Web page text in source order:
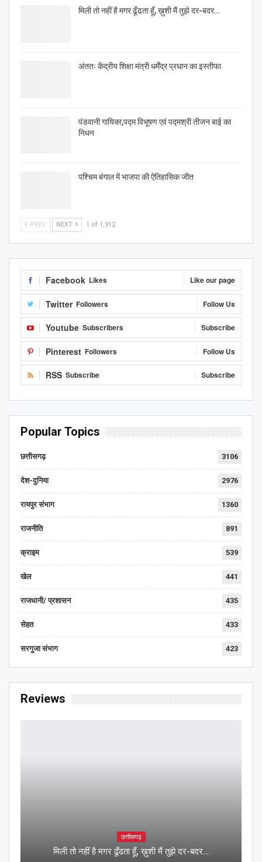
मिली तो नहीं है मगर ढूँढता हूँ, ख़ुशी मैं तुझे दर-बदर…
अंततः केंद्रीय शिक्षा मंत्री धर्मेंद्र प्रधान का इस्तीफा
पंडवानी गायिका,पद्म विभूषण एवं पद्मश्री तीजन बाई का
निधन
पश्चिम बंगाल में भाजपा की ऐतिहासिक जीत
PREV NEXT 1 of 1,912
Facebook Likes Like our page
Twitter Followers Follow Us
Youtube Subscribers Subscribe
Pinterest Followers Follow Us
RSS Subscribe Subscribe
Popular Topics
छत्तीसगढ़ 3106
देश-दुनिया 2976
रायपुर संभाग 1360
राजनीति 891
क्राइम 539
खेल 441
राजधानी/ प्रशासन 435
सेहत 433
सरगुजा संभाग 423
Reviews
छत्तीसगढ़
मिली तो नहीं है मगर ढूँढता हूँ, ख़ुशी मैं तुझे दर-बदर…